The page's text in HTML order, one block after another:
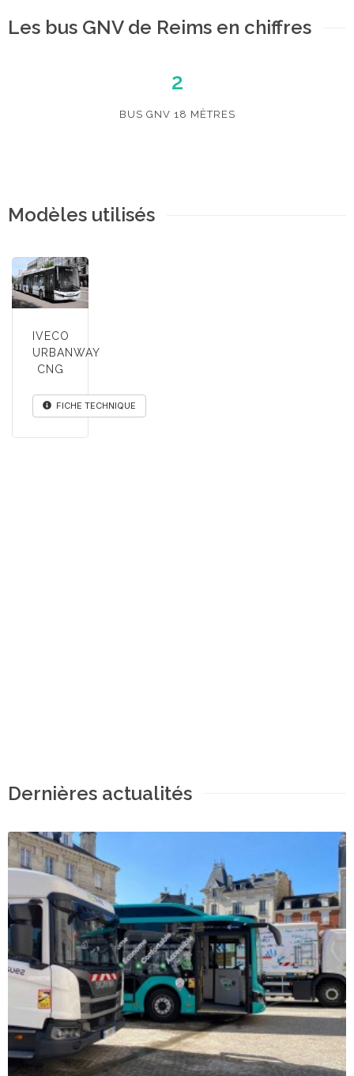
Les bus GNV de Reims en chiffres
2
BUS GNV 18 MÈTRES
Modèles utilisés
IVECO
URBANWAY
CNG
FICHE TECHNIQUE
Dernières actualités